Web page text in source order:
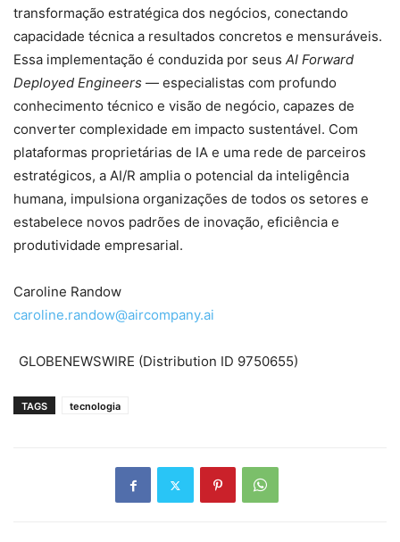
transformação estratégica dos negócios, conectando
capacidade técnica a resultados concretos e mensuráveis.
Essa implementação é conduzida por seus AI Forward
Deployed Engineers — especialistas com profundo
conhecimento técnico e visão de negócio, capazes de
converter complexidade em impacto sustentável. Com
plataformas proprietárias de IA e uma rede de parceiros
estratégicos, a AI/R amplia o potencial da inteligência
humana, impulsiona organizações de todos os setores e
estabelece novos padrões de inovação, eficiência e
produtividade empresarial.
Caroline Randow
caroline.randow@aircompany.ai
GLOBENEWSWIRE (Distribution ID 9750655)
TAGS tecnologia